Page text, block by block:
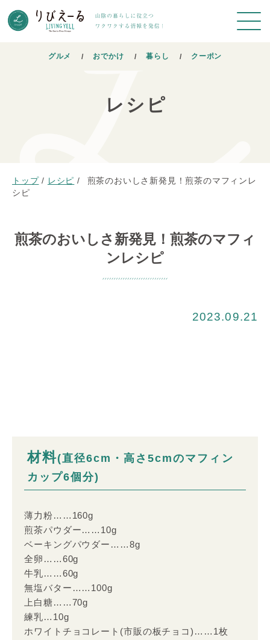
グルメ おでかけ 暮らし クーポン
レシピ
トップ / レシピ /
煎茶のおいしさ新発見！煎茶のマフィンレ
シピ
煎茶のおいしさ新発見！煎茶のマフィ
ンレシピ
2023.09.21
材料(直径6cm・高さ5cmのマフィン
カップ6個分)
薄力粉……160g
煎茶パウダー……10g
ベーキングパウダー……8g
全卵……60g
牛乳……60g
無塩バター……100g
上白糖……70g
練乳…10g
ホワイトチョコレート(市販の板チョコ)……1枚